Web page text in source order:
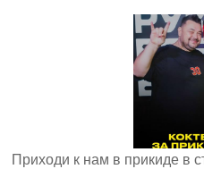
Приходи к нам в прикиде в